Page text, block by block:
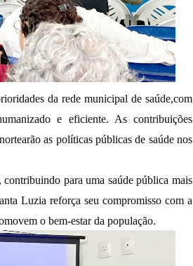
da rede municipal de saúde,com
e eficiente. As contribuições
as políticas públicas de saúde nos
para uma saúde pública mais
Luzia reforça seu compromisso com a
o bem-estar da população.